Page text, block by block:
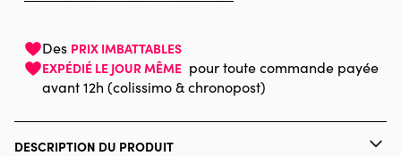
Des PRIX IMBATTABLES
EXPÉDIÉ LE JOUR MÊME pour toute commande payée
avant 12h (colissimo & chronopost)
DESCRIPTION DU PRODUIT